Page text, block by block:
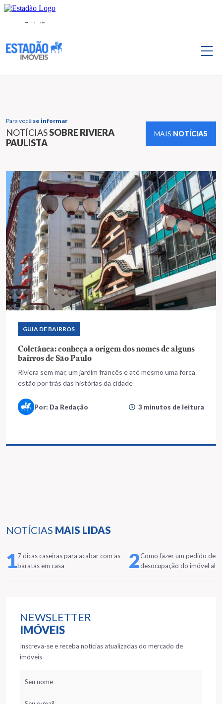
Para você se informar
NOTÍCIASSOBRE RIVIERA
PAULISTA
MAIS NOTÍCIAS
NOTÍCIAS MAIS LIDAS
17 dicas caseiras para acabar com as
baratas em casa
2Como fazer um pedido de
desocupação do imóvel
NEWSLETTER
IMÓVEIS
Inscreva-se e receba notícias atualizadas do mercado de
imóveis
GUIA DE BAIRROS
Coletânea: conheça a origem dos nomes de alguns
bairros de São Paulo
Riviera sem mar, um jardim francês e até mesmo uma forca
estão por trás das histórias da cidade
Por: Da Redação 3 minutos de leitura